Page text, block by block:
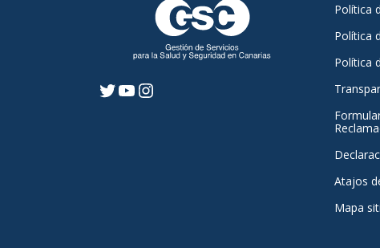
Twitter
YouTube
Instagram
Política
Política
Política
Atajos
Mapa